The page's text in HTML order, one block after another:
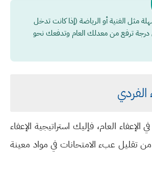
مثل الفنية أو الرياضة (إذا كانت تدخل
ترفع من معدلك العام وتدفعك نحو
الفردي
الإعفاء العام، فإليك استراتيجية الإعفاء
تقليل عبء الامتحانات في مواد معينة